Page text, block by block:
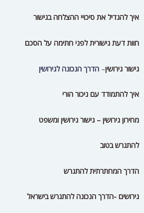
איך להגדיל את סיכויי ההצלחה בגישור
חוות דעת גישורית לפני חתימה על הסכם
גישור גירושין– הדרך הנכונה לגירושין
איך להתמודד עם ניכור הורי
מחירון גירושין – גישור גירושין ומשפט
להתגרש בטוב
הדרך המחתרתית להתגרש
גירושים -הדרך הנכונה להתגרש בישראל